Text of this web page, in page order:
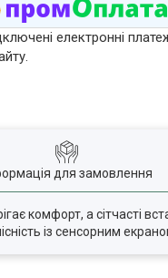
електронні
для замовлення
комфорт, а сітчасті
із сенсорним